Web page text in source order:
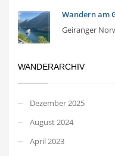
Wandern am
Geiranger
WANDERARCHIV
Dezember 2025
August 2024
April 2023